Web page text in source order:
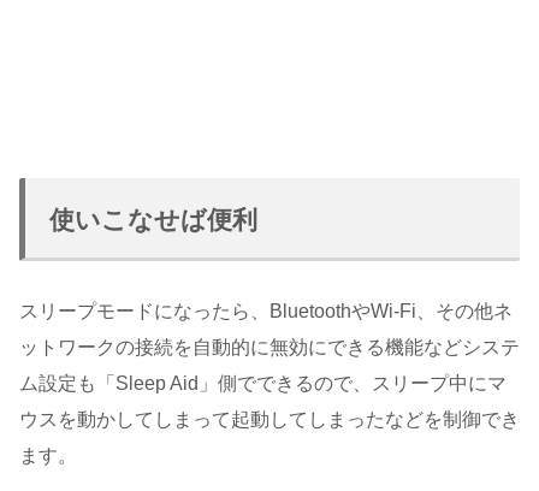
使いこなせば便利
スリープモードになったら、BluetoothやWi-Fi、その他ネ
ットワークの接続を自動的に無効にできる機能などシステ
ム設定も「Sleep Aid」側でできるので、スリープ中にマ
ウスを動かしてしまって起動してしまったなどを制御でき
ます。